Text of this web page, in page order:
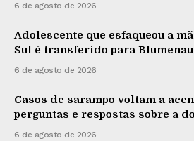
6 de agosto de 2026
Adolescente que esfaqueou a
Sul é transferido para Blumenau
6 de agosto de 2026
Casos de sarampo voltam a
perguntas e respostas sobre a
6 de agosto de 2026